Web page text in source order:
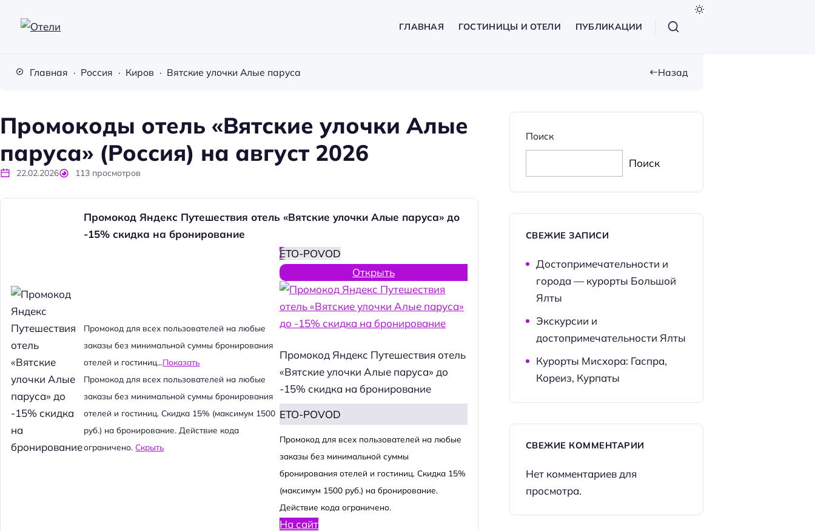
е
ГЛАВНАЯ ГОСТИНИЦЫ И ОТЕЛИ ПУБЛИКАЦИИ
Главная Россия Киров Вятские улочки Алые паруса Назад
Промокоды отель «Вятские улочки Алые
паруса» (Россия) на август 2026
22.02.2026 113 просмотров
Промокод Яндекс Путешествия отель «Вятские улочки Алые паруса» до
-15% скидка на бронирование
Промокод для всех пользователей на любые
заказы без минимальной суммы бронирования
отелей и гостиниц...Показать
Промокод для всех пользователей на любые
заказы без минимальной суммы бронирования
отелей и гостиниц. Скидка 15% (максимум 1500
руб.) на бронирование. Действие кода
ограничено.Скрыть
ETO-POVOD
Открыть
Промокод Яндекс Путешествия отель
«Вятские улочки Алые паруса» до
-15% скидка на бронирование
ETO-POVOD
Промокод для всех пользователей на любые
заказы без минимальной суммы
бронирования отелей и гостиниц. Скидка 15%
(максимум 1500 руб.) на бронирование.
Действие кода ограничено.
На сайт
Поиск
Поиск
СВЕЖИЕ ЗАПИСИ
Достопримечательности и
города — курорты Большой
Ялты
Экскурсии и
достопримечательности Ялты
Курорты Мисхора: Гаспра,
Кореиз, Курпаты
СВЕЖИЕ КОММЕНТАРИИ
Нет комментариев для
просмотра.